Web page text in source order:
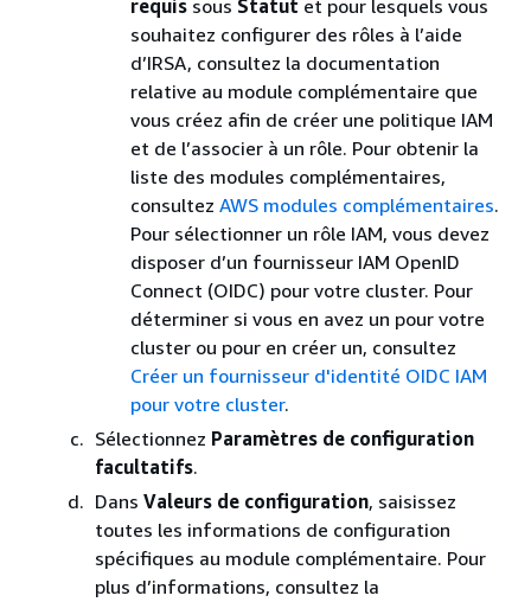
requis sous Statut et pour lesquels vous
souhaitez configurer des rôles à l’aide
d’IRSA, consultez la documentation
relative au module complémentaire que
vous créez afin de créer une politique IAM
et de l’associer à un rôle. Pour obtenir la
liste des modules complémentaires,
consultez AWS modules complémentaires.
Pour sélectionner un rôle IAM, vous devez
disposer d’un fournisseur IAM OpenID
Connect (OIDC) pour votre cluster. Pour
déterminer si vous en avez un pour votre
cluster ou pour en créer un, consultez
Créer un fournisseur d'identité OIDC IAM
pour votre cluster.
Sélectionnez Paramètres de configuration
facultatifs.
Dans Valeurs de configuration, saisissez
toutes les informations de configuration
spécifiques au module complémentaire. Pour
plus d’informations, consultez la